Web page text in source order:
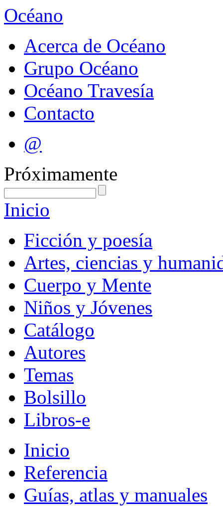
Océano
Acerca de Océano
Grupo Océano
Océano Travesía
Contacto
@
Próximamente
Inicio
Ficción y poesía
Artes, ciencias y
Cuerpo y Mente
Niños y Jóvenes
Catálogo
Autores
Temas
Bolsillo
Libros-e
Inicio
Referencia
Guías, atlas y manuales